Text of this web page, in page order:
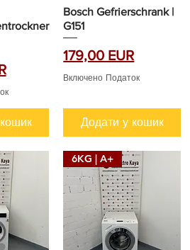
Bosch Gefrierschrank |
G151
Ціна
179,00 EUR
Включено Податок
Додати у кошик
6KG | A+